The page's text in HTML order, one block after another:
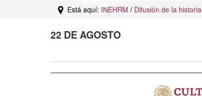
Está aquí: INEHRM / Difusión de la historia
22 DE AGOSTO